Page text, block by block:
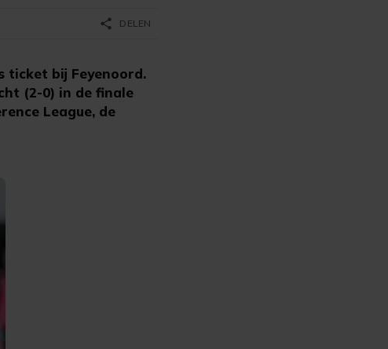
ticket bij Feyenoord.
(2-0) in de finale
League, de
share DELEN